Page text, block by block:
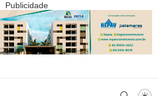
Publicidade